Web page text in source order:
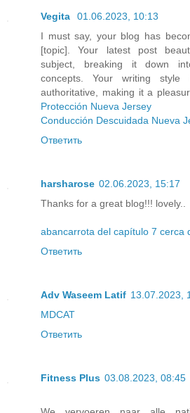
Vegita
01.06.2023, 10:13
I must say, your blog has
[topic]. Your latest post
subject, breaking it down
concepts. Your writing
authoritative, making it a
Protección Nueva Jersey
Conducción Descuidada Nueva
Ответить
harsharose 02.06.2023, 15:17
Thanks for a great blog!!! lovely..
abancarrota del capítulo 7 cerca
Ответить
Adv Waseem Latif 13.07.2023,
MDCAT
Ответить
Fitness Plus 03.08.2023, 08:45